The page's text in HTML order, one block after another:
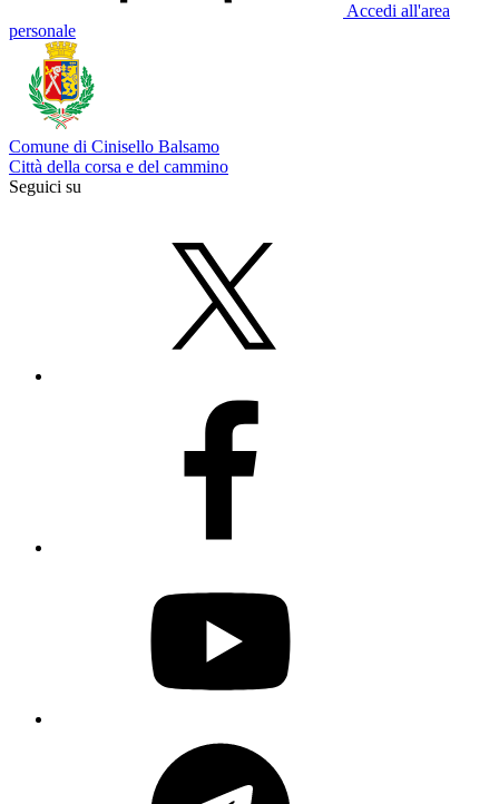
Accedi all'area
personale
Comune di Cinisello Balsamo
Città della corsa e del cammino
Seguici su